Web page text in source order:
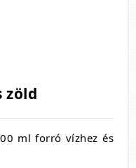
zöld
ml forró vízhez és